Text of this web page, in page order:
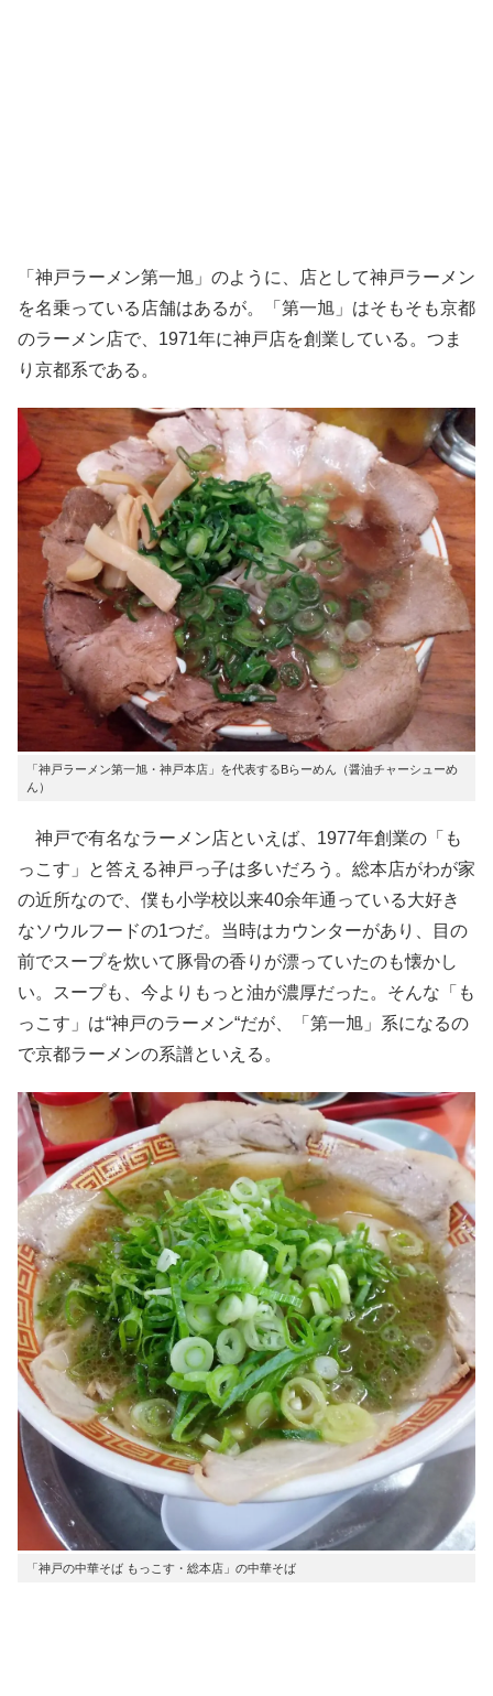
「神戸ラーメン第一旭」のように、店として神戸ラーメン
を名乗っている店舗はあるが。「第一旭」はそもそも京都
のラーメン店で、1971年に神戸店を創業している。つま
り京都系である。
「神戸ラーメン第一旭・神戸本店」を代表するBらーめん（醤油チャーシューめ
ん）
神戸で有名なラーメン店といえば、1977年創業の「も
っこす」と答える神戸っ子は多いだろう。総本店がわが家
の近所なので、僕も小学校以来40余年通っている大好き
なソウルフードの1つだ。当時はカウンターがあり、目の
前でスープを炊いて豚骨の香りが漂っていたのも懐かし
い。スープも、今よりもっと油が濃厚だった。そんな「も
っこす」は“神戸のラーメン“だが、「第一旭」系になるの
で京都ラーメンの系譜といえる。
「神戸の中華そば もっこす・総本店」の中華そば